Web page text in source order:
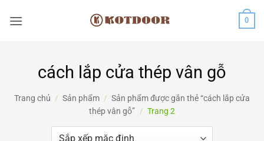
qua
0
cách lắp cửa thép vân gỗ
Trang chủ / Sản phẩm / Sản phẩm được gắn thẻ “cách lắp cửa
thép vân gỗ” / Trang 2